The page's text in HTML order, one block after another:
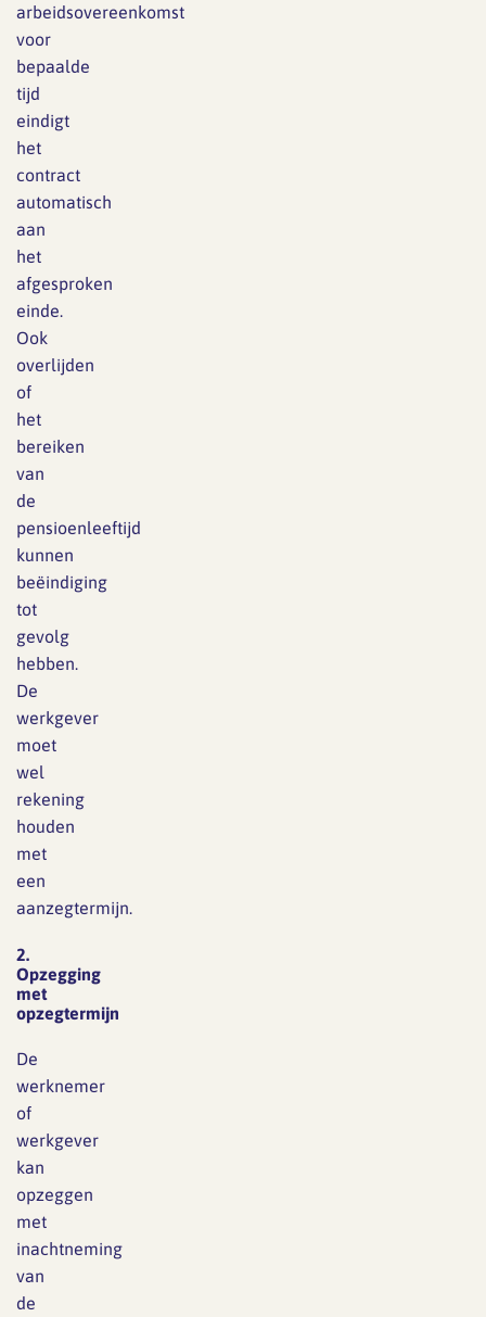
arbeidsovereenkomst
voor
bepaalde
tijd
eindigt
het
contract
automatisch
aan
het
afgesproken
einde.
Ook
overlijden
of
het
bereiken
van
de
pensioenleeftijd
kunnen
beëindiging
tot
gevolg
hebben.
De
werkgever
moet
wel
rekening
houden
met
een
aanzegtermijn.
2.
Opzegging
met
opzegtermijn
De
werknemer
of
werkgever
kan
opzeggen
met
inachtneming
van
de